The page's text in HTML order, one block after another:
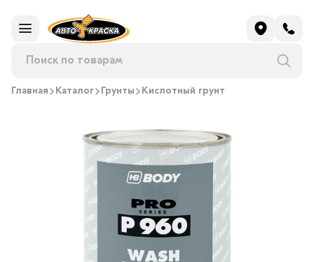
Главная Каталог Грунты Кислотный грунт